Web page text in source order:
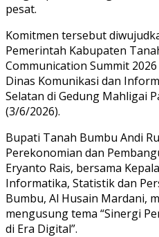
pesat.
Komitmen tersebut
Pemerintah Kabupaten
Communication Summit
Dinas Komunikasi dan
Selatan di Gedung Mahligai
(3/6/2026).
Bupati Tanah Bumbu Andi
Perekonomian dan
Eryanto Rais, bersama
Informatika, Statistik dan
Bumbu, Al Husain Mardani,
mengusung tema “Sinergi
di Era Digital”.